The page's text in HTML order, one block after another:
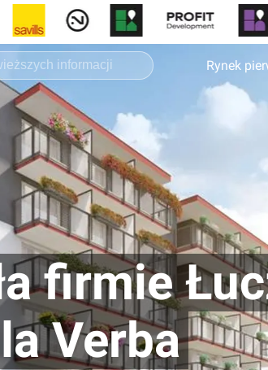
Rynek
firmie
Verba